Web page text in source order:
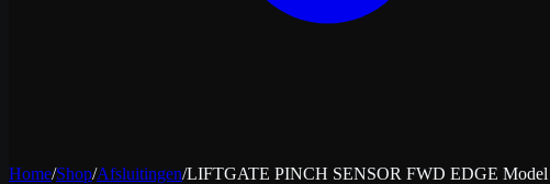
Home/Shop/Afsluitingen/LIFTGATE PINCH SENSOR FWD EDGE